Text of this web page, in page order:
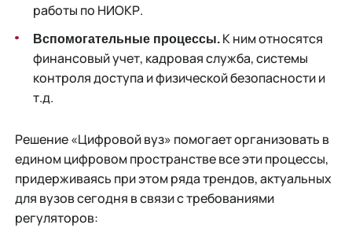
работы по НИОКР.
Вспомогательные процессы.К ним относятся
финансовый учет, кадровая служба, системы
контроля доступа и физической безопасности и
т.д.
Решение «Цифровой вуз» помогает организовать в
едином цифровом пространстве все эти процессы,
придерживаясь при этом ряда трендов, актуальных
для вузов сегодня в связи с требованиями
регуляторов: